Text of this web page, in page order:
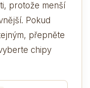
protože menší
Pokud
přepněte
chipy